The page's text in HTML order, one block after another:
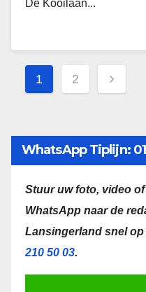
De Kooilaan...
Berichten
Paginering
1 2
WhatsApp Tiplijn:
Stuur uw foto, video
WhatsApp naar de
Lansingerland snel
210 50 03.